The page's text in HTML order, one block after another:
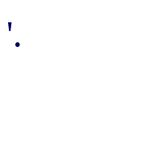
'.